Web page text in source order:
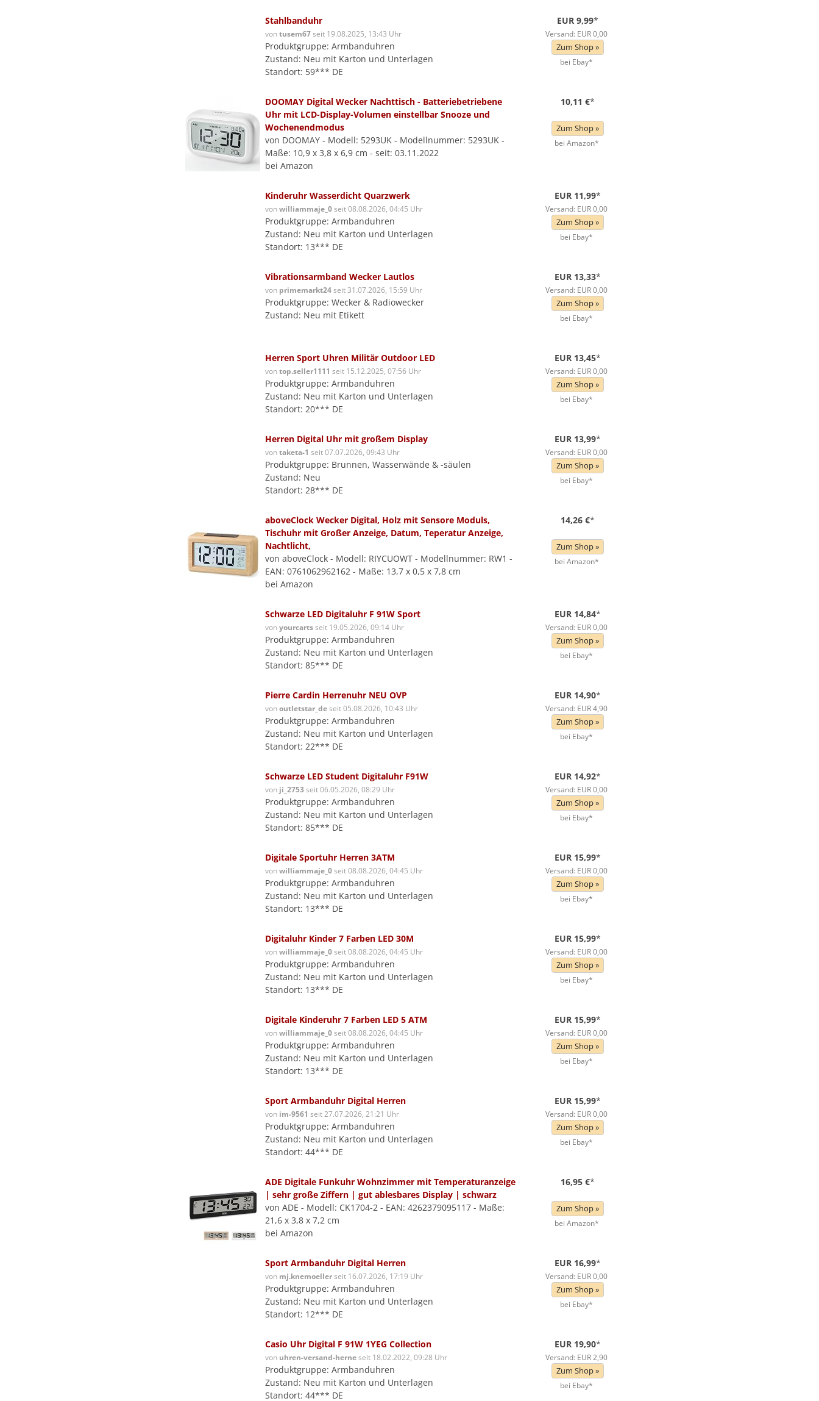
Stahlbanduhr
vontusem67seit 19.08.2025, 13:43 Uhr
Produktgruppe: Armbanduhren
Zustand: Neu mit Karton und Unterlagen
Standort: 59*** DE
EUR 9,99*
Versand: EUR 0,00
Zum Shop »
bei Ebay*
DOOMAY Digital Wecker Nachttisch - Batteriebetriebene
Uhr mit LCD-Display-Volumen einstellbar Snooze und
Wochenendmodus
von DOOMAY - Modell: 5293UK - Modellnummer: 5293UK -
Maße: 10,9 x 3,8 x 6,9 cm - seit: 03.11.2022
bei Amazon
10,11 €*
Zum Shop »
bei Amazon*
Kinderuhr Wasserdicht Quarzwerk
vonwilliammaje_0seit 08.08.2026, 04:45 Uhr
Produktgruppe: Armbanduhren
Zustand: Neu mit Karton und Unterlagen
Standort: 13*** DE
EUR 11,99*
Versand: EUR 0,00
Zum Shop »
bei Ebay*
Vibrationsarmband Wecker Lautlos
von primemarkt24seit 31.07.2026, 15:59 Uhr
Produktgruppe: Wecker & Radiowecker
Zustand: Neu mit Etikett
EUR 13,33*
Versand: EUR 0,00
Zum Shop »
bei Ebay*
Herren Sport Uhren Militär Outdoor LED
vontop.seller1111 seit 15.12.2025, 07:56 Uhr
Produktgruppe: Armbanduhren
Zustand: Neu mit Karton und Unterlagen
Standort: 20*** DE
EUR 13,45*
Versand: EUR 0,00
Zum Shop »
bei Ebay*
Herren Digital Uhr mit großem Display
vontaketa-1 seit 07.07.2026, 09:43 Uhr
Produktgruppe: Brunnen, Wasserwände & -säulen
Zustand: Neu
Standort: 28*** DE
EUR 13,99*
Versand: EUR 0,00
Zum Shop »
bei Ebay*
aboveClock Wecker Digital, Holz mit Sensore Moduls,
Tischuhr mit Großer Anzeige, Datum, Teperatur Anzeige,
Nachtlicht,
von aboveClock - Modell: RIYCUOWT - Modellnummer: RW1 -
EAN: 0761062962162 - Maße: 13,7 x 0,5 x 7,8 cm
bei Amazon
14,26 €*
Zum Shop »
bei Amazon*
Schwarze LED Digitaluhr F 91W Sport
vonyourcartsseit 19.05.2026, 09:14 Uhr
Produktgruppe: Armbanduhren
Zustand: Neu mit Karton und Unterlagen
Standort: 85*** DE
EUR 14,84*
Versand: EUR 0,00
Zum Shop »
bei Ebay*
Pierre Cardin Herrenuhr NEU OVP
vonoutletstar_deseit 05.08.2026, 10:43 Uhr
Produktgruppe: Armbanduhren
Zustand: Neu mit Karton und Unterlagen
Standort: 22*** DE
EUR 14,90*
Versand: EUR 4,90
Zum Shop »
bei Ebay*
Schwarze LED Student Digitaluhr F91W
von ji_2753seit 06.05.2026, 08:29 Uhr
Produktgruppe: Armbanduhren
Zustand: Neu mit Karton und Unterlagen
Standort: 85*** DE
EUR 14,92*
Versand: EUR 0,00
Zum Shop »
bei Ebay*
Digitale Sportuhr Herren 3ATM
vonwilliammaje_0seit 08.08.2026, 04:45 Uhr
Produktgruppe: Armbanduhren
Zustand: Neu mit Karton und Unterlagen
Standort: 13*** DE
EUR 15,99*
Versand: EUR 0,00
Zum Shop »
bei Ebay*
Digitaluhr Kinder 7 Farben LED 30M
vonwilliammaje_0seit 08.08.2026, 04:45 Uhr
Produktgruppe: Armbanduhren
Zustand: Neu mit Karton und Unterlagen
Standort: 13*** DE
EUR 15,99*
Versand: EUR 0,00
Zum Shop »
bei Ebay*
Digitale Kinderuhr 7 Farben LED 5 ATM
vonwilliammaje_0seit 08.08.2026, 04:45 Uhr
Produktgruppe: Armbanduhren
Zustand: Neu mit Karton und Unterlagen
Standort: 13*** DE
EUR 15,99*
Versand: EUR 0,00
Zum Shop »
bei Ebay*
Sport Armbanduhr Digital Herren
von im-9561 seit 27.07.2026, 21:21 Uhr
Produktgruppe: Armbanduhren
Zustand: Neu mit Karton und Unterlagen
Standort: 44*** DE
EUR 15,99*
Versand: EUR 0,00
Zum Shop »
bei Ebay*
ADE Digitale Funkuhr Wohnzimmer mit Temperaturanzeige
| sehr große Ziffern | gut ablesbares Display | schwarz
von ADE - Modell: CK1704-2 - EAN: 4262379095117 - Maße:
21,6 x 3,8 x 7,2 cm
bei Amazon
16,95 €*
Zum Shop »
bei Amazon*
Sport Armbanduhr Digital Herren
von mj.knemoellerseit 16.07.2026, 17:19 Uhr
Produktgruppe: Armbanduhren
Zustand: Neu mit Karton und Unterlagen
Standort: 12*** DE
EUR 16,99*
Versand: EUR 0,00
Zum Shop »
bei Ebay*
Casio Uhr Digital F 91W 1YEG Collection
von uhren-versand-herneseit 18.02.2022, 09:28 Uhr
Produktgruppe: Armbanduhren
Zustand: Neu mit Karton und Unterlagen
Standort: 44*** DE
EUR 19,90*
Versand: EUR 2,90
Zum Shop »
bei Ebay*